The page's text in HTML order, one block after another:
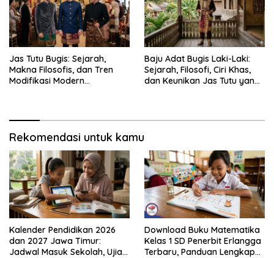
Jas Tutu Bugis: Sejarah,
Makna Filosofis, dan Tren
Modifikasi Modern
Baju Adat Bugis Laki-Laki:
Sejarah, Filosofi, Ciri Khas,
dan Keunikan Jas Tutu yang
Rekomendasi untuk kamu
Kalender Pendidikan 2026
dan 2027 Jawa Timur:
Jadwal Masuk Sekolah, Ujian,
Download Buku Matematika
Kelas 1 SD Penerbit Erlangga
Terbaru, Panduan Lengkap